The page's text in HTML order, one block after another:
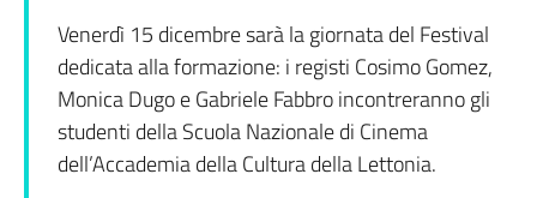
Venerdì 15 dicembre sarà la giornata del Festival
dedicata alla formazione: i registi Cosimo Gomez,
Monica Dugo e Gabriele Fabbro incontreranno gli
studenti della Scuola Nazionale di Cinema
dell’Accademia della Cultura della Lettonia.